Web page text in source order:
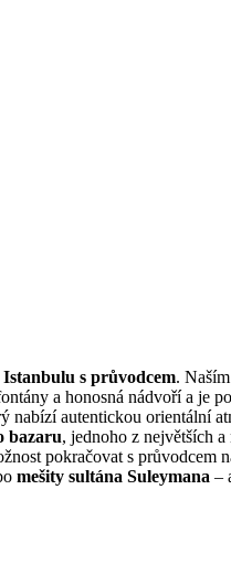
s průvodcem.
a honosná nádvoří a je
nabízí autentickou orientální
bazaru, jednoho z největších
pokračovat s průvodcem
mešity sultána Suleymana –